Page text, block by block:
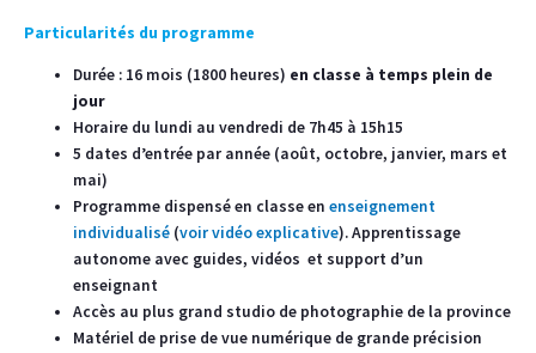
Particularités du programme
Durée : 16 mois (1800 heures) en classe à temps plein de
jour
Horaire du lundi au vendredi de 7h45 à 15h15
5 dates d’entrée par année (août, octobre, janvier, mars et
mai)
Programme dispensé en classe enenseignement
individualisé (voir vidéo explicative). Apprentissage
autonome avec guides, vidéos et support d’un
enseignant
Accès au plus grand studio de photographie de la province
Matériel de prise de vue numérique de grande précision